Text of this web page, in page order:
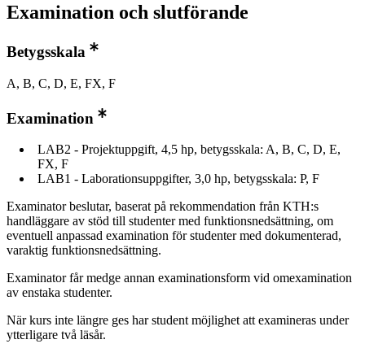
Examination och slutförande
Betygsskala
A, B, C, D, E, FX, F
Examination
LAB2 - Projektuppgift, 4,5 hp, betygsskala: A, B, C, D, E,
FX, F
LAB1 - Laborationsuppgifter, 3,0 hp, betygsskala: P, F
Examinator beslutar, baserat på rekommendation från KTH:s
handläggare av stöd till studenter med funktionsnedsättning, om
eventuell anpassad examination för studenter med dokumenterad,
varaktig funktionsnedsättning.
Examinator får medge annan examinationsform vid omexamination
av enstaka studenter.
När kurs inte längre ges har student möjlighet att examineras under
ytterligare två läsår.